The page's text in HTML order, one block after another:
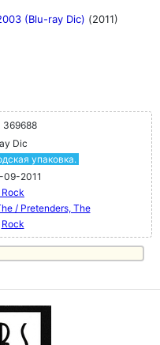
(Blu-ray Dic) (2011)
369688
Dic
упаковка.
09-2011
Rock
/ Pretenders, The
Rock